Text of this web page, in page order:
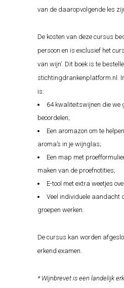
van de daaropvolgende les
De kosten van deze cursus
persoon en is exclusief het
van wijn’. Dit boek is te
stichtingdrankenplatform.nl.
is:
64 kwaliteitswijnen die we
beoordelen;
Een aromazon om te
aroma’s in je wijnglas;
Een map met
maken van de proefnotities;
E-tool met extra weetjes
Veel individuele aandacht
groepen werken.
De cursus kan worden
erkend examen.
* Wijnbrevet is een landelijk